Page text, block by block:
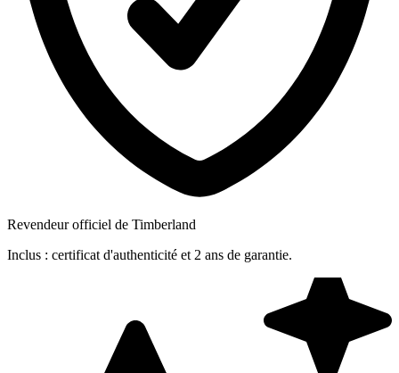
Revendeur officiel de Timberland
Inclus : certificat d'authenticité et 2 ans de garantie.